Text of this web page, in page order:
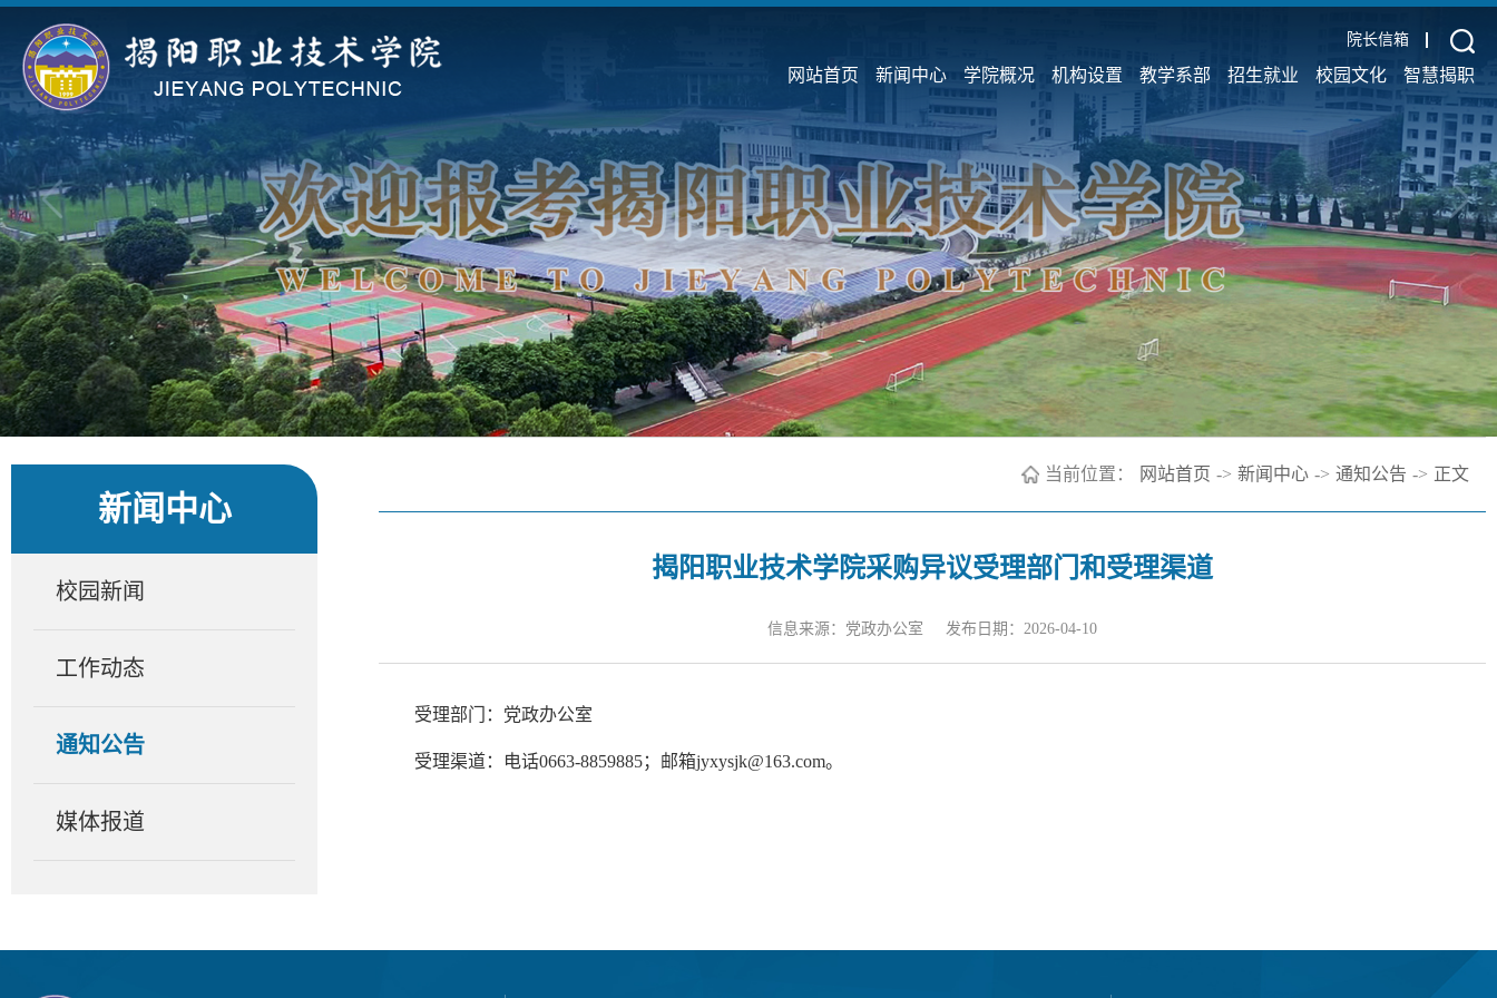
院长信箱
网站首页 新闻中心 学院概况 机构设置 教学系部 招生就业 校园文化 智慧揭职
新闻中心
校园新闻
工作动态
通知公告
媒体报道
当前位置： 网站首页 -> 新闻中心 -> 通知公告 -> 正文
揭阳职业技术学院采购异议受理部门和受理渠道
信息来源：党政办公室 发布日期：2026-04-10
受理部门：党政办公室
受理渠道：电话0663-8859885；邮箱jyxysjk@163.com。